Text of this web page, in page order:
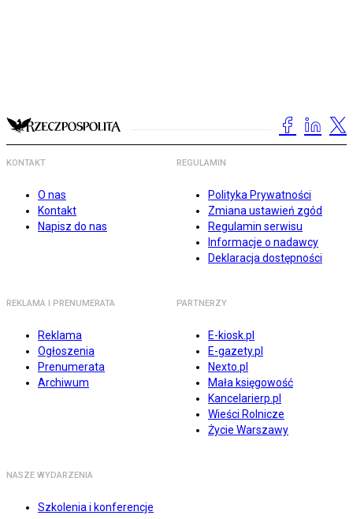
KONTAKT
O nas
Kontakt
Napisz do nas
REGULAMIN
Polityka Prywatności
Zmiana ustawień zgód
Regulamin serwisu
Informacje o nadawcy
Deklaracja dostępności
REKLAMA I PRENUMERATA
Reklama
Ogłoszenia
Prenumerata
Archiwum
PARTNERZY
E-kiosk.pl
E-gazety.pl
Nexto.pl
Mała księgowość
Kancelarierp.pl
Wieści Rolnicze
Życie Warszawy
NASZE WYDARZENIA
Szkolenia i konferencje